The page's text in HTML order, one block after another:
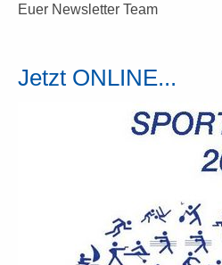
Euer Newsletter Team
Jetzt ONLINE...